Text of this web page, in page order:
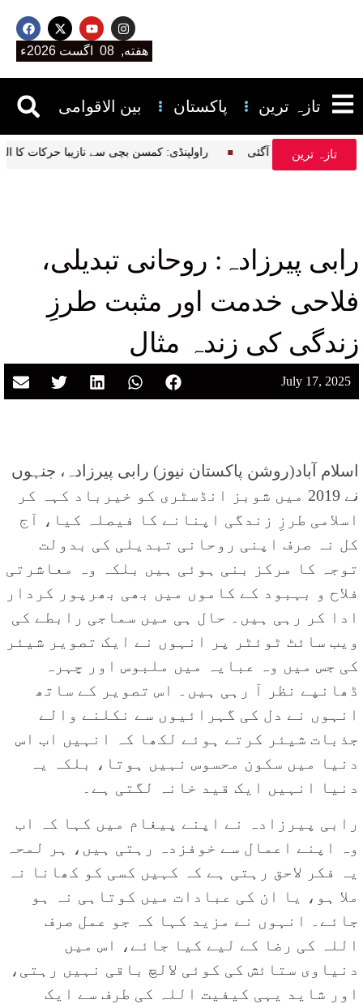
هفته, 08 اگست 2026ء
بین الاقوامی پاکستان تازہ ترین
تازہ ترین راولپنڈی: کمسن بچی سے نازیبا حرکات کا حیران کن حقیقت سامنے آگئی
رابی پیرزادہ: روحانی تبدیلی،
فلاحی خدمت اور مثبت طرزِ
زندگی کی زندہ مثال
July 17, 2025
اسلام آباد(روشن پاکستان نیوز) رابی پیرزادہ، جنہوں
نے 2019 میں شوبز انڈسٹری کو خیرباد کہہ کر
اسلامی طرزِ زندگی اپنانے کا فیصلہ کیا، آج
کل نہ صرف اپنی روحانی تبدیلی کی بدولت
توجہ کا مرکز بنی ہوئی ہیں بلکہ وہ معاشرتی
فلاح و بہبود کے کاموں میں بھی بھرپور کردار
ادا کر رہی ہیں۔ حال ہی میں سماجی رابطے کی
ویب سائٹ ٹوئٹر پر انہوں نے ایک تصویر شیئر
کی جس میں وہ عبایہ میں ملبوس اور چہرہ
ڈھانپے نظر آ رہی ہیں۔ اس تصویر کے ساتھ
انہوں نے دل کی گہرائیوں سے نکلنے والے
جذبات شیئر کرتے ہوئے لکھا کہ انہیں اب اس
دنیا میں سکون محسوس نہیں ہوتا، بلکہ یہ
دنیا انہیں ایک قید خانہ لگتی ہے۔
رابی پیرزادہ نے اپنے پیغام میں کہا کہ اب
وہ اپنے اعمال سے خوفزدہ رہتی ہیں، ہر لمحہ
یہ فکر لاحق رہتی ہے کہ کہیں کسی کو کھانا نہ
ملا ہو، یا ان کی عبادات میں کوتاہی نہ ہو
جائے۔ انہوں نے مزید کہا کہ جو عمل صرف
اللہ کی رضا کے لیے کیا جائے، اس میں
دنیاوی ستائش کی کوئی لالچ باقی نہیں رہتی،
اور شاید یہی کیفیت اللہ کی طرف سے ایک